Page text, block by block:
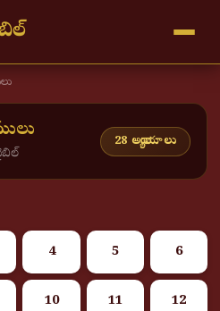
28 అధ్యాయాలు
4 5 6
10 11 12